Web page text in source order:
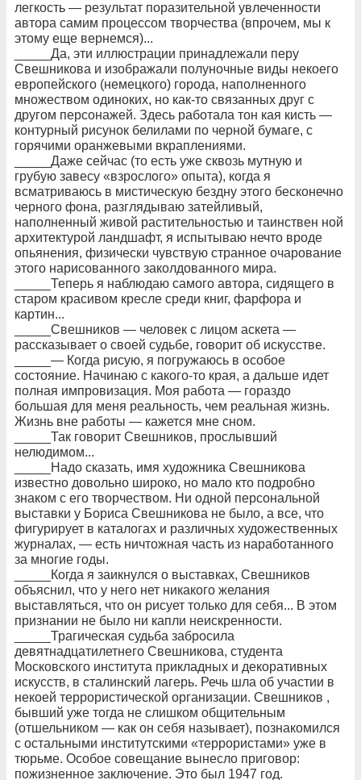
легкость — результат поразительной увлеченности
автора самим процессом творчества (впрочем, мы к
этому еще вернемся)...
_____Да, эти иллюстрации принадлежали перу
Свешникова и изображали полуночные виды некоего
европейского (немецкого) города, наполненного
множеством одиноких, но как-то связанных друг с
другом персонажей. Здесь работала тон кая кисть —
контурный рисунок белилами по черной бумаге, с
горячими оранжевыми вкраплениями.
_____Даже сейчас (то есть уже сквозь мутную и
грубую завесу «взрослого» опыта), когда я
всматриваюсь в мистическую бездну этого бесконечно
черного фона, разглядываю затейливый,
наполненный живой растительностью и таинствен ной
архитектурой ландшафт, я испытываю нечто вроде
опьянения, физически чувствую странное очарование
этого нарисованного заколдованного мира.
_____Теперь я наблюдаю самого автора, сидящего в
старом красивом кресле среди книг, фарфора и
картин...
_____Свешников — человек с лицом аскета —
рассказывает о своей судьбе, говорит об искусстве.
_____— Когда рисую, я погружаюсь в особое
состояние. Начинаю с какого-то края, а дальше идет
полная импровизация. Моя работа — гораздо
большая для меня реальность, чем реальная жизнь.
Жизнь вне работы — кажется мне сном.
_____Так говорит Свешников, прослывший
нелюдимом...
_____Надо сказать, имя художника Свешникова
известно довольно широко, но мало кто подробно
знаком с его творчеством. Ни одной персональной
выставки у Бориса Свешникова не было, а все, что
фигурирует в каталогах и различных художественных
журналах, — есть ничтожная часть из наработанного
за многие годы.
_____Когда я заикнулся о выставках, Свешников
объяснил, что у него нет никакого желания
выставляться, что он рисует только для себя... В этом
признании не было ни капли неискренности.
_____Трагическая судьба забросила
девятнадцатилетнего Свешникова, студента
Московского института прикладных и декоративных
искусств, в сталинский лагерь. Речь шла об участии в
некоей террористической организации. Свешников ,
бывший уже тогда не слишком общительным
(отшельником — как он себя называет), познакомился
с остальными институтскими «террористами» уже в
тюрьме. Особое совещание вынесло приговор:
пожизненное заключение. Это был 1947 год.